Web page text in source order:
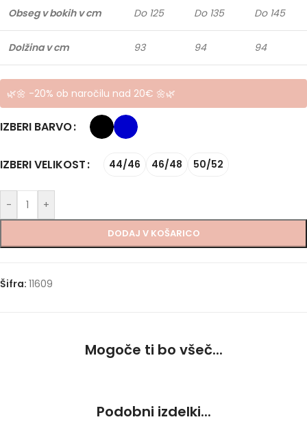
Obseg v bokih v cm Do 125 Do 135 Do 145
Dolžina v cm 93 94 94
🌿🌼 -20% ob naročilu nad 20€ 🌼🌿
IZBERI BARVO
IZBERI VELIKOST 44/46 46/48 50/52
- +
DODAJ V KOŠARICO
Šifra: 11609
Mogoče ti bo všeč...
Podobni izdelki...